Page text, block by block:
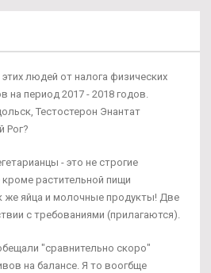
людей от налога физических
на период 2017 - 2018 годов.
Тестостерон Энантат
Рог?
- это не строгие
растительной пищи
же яйца и молочные продукты! Две
с требованиями (прилагаются).
"сравнительно скоро"
на балансе. Я то воогбще